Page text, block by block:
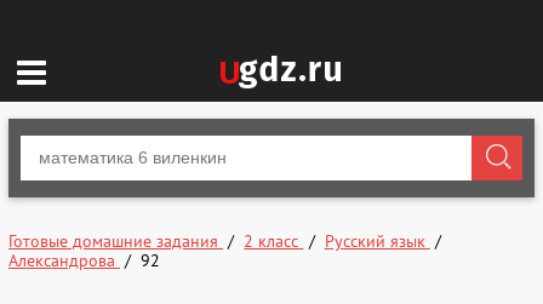
Готовые домашние задания 2 класс
Русский язык
Александрова
92